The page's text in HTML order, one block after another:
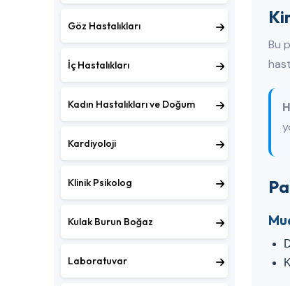
Göz Hastalıkları
İç Hastalıkları
Kadın Hastalıkları ve Doğum
Kardiyoloji
Klinik Psikolog
Kulak Burun Boğaz
Laboratuvar
Bu